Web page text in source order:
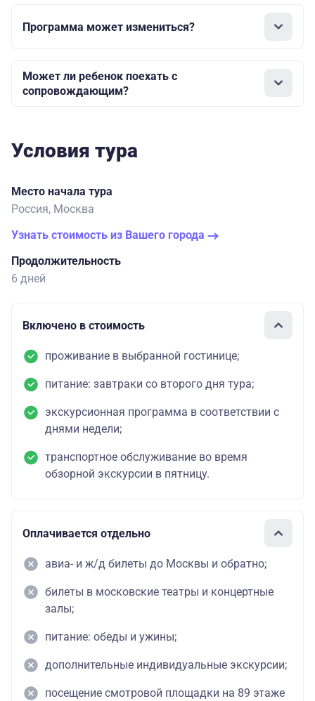
Программа может измениться?
Может ли ребенок поехать с
сопровождающим?
Условия тура
Место начала тура
Россия, Москва
Узнать стоимость из Вашего города
Продолжительность
6 дней
Включено в стоимость
проживание в выбранной гостинице;
питание: завтраки со второго дня тура;
экскурсионная программа в соответствии с
днями недели;
транспортное обслуживание во время
обзорной экскурсии в пятницу.
Оплачивается отдельно
авиа- и ж/д билеты до Москвы и обратно;
билеты в московские театры и концертные
залы;
питание: обеды и ужины;
дополнительные индивидуальные экскурсии;
посещение смотровой площадки на 89 этаже